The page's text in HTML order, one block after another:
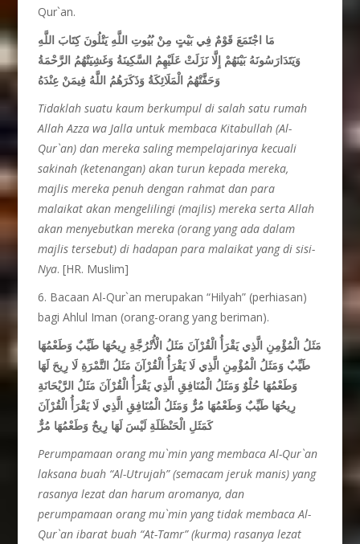
Qur`an.
مَا اجْتَمَعَ قَوْمٌ فِي بَيْتٍ مِنْ بُيُوتِ اللَّهِ يَتْلُونَ كِتَابَ اللَّهِ
وَيَتَدَارَسُونَهُ بَيْنَهُمْ إِلَّا نَزَلَتْ عَلَيْهِمُ السَّكِينَةُ وَغَشِيَتْهُمُ الرَّحْمَةُ
وَحَفَّتْهُمُ الْمَلَائِكَةُ وَذَكَرَهُمُ اللَّهُ فِيمَنْ عِنْدَهُ
Tidaklah suatu kaum berkumpul di salah satu rumah
Allah Azza wa Jalla untuk membaca Kitabullah (Al-
Qur`an) dan mereka saling mempelajarinya kecuali
sakinah (ketenangan) akan turun kepada mereka,
majlis mereka penuh dengan rahmat dan para
malaikat akan mengelilingi (majlis) mereka serta Allah
akan menyebutkan mereka (orang yang ada dalam
majlis tersebut) di hadapan para malaikat yang di sisi-
Nya. [HR. Muslim]
6. Bacaan Al-Qur`an merupakan “Hilyah” (perhiasan)
bagi Ahlul Iman (orang-orang yang beriman).
مَثَلُ الْمُؤْمِنِ الَّذِي يَقْرَأُ الْقُرْآنَ مَثَلُ الْأُتْرُجَّةِ رِيحُهَا طَيِّبٌ وَطَعْمُهَا
طَيِّبٌ وَمَثَلُ الْمُؤْمِنِ الَّذِي لَا يَقْرَأُ الْقُرْآنَ مَثَلُ التَّمْرَةِ لَا رِيحَ لَهَا
وَطَعْمُهَا حُلْوٌ وَمَثَلُ الْمُنَافِقِ الَّذِي يَقْرَأُ الْقُرْآنَ مَثَلُ الرَّيْحَانَةِ
رِيحُهَا طَيِّبٌ وَطَعْمُهَا مُرٌّ وَمَثَلُ الْمُنَافِقِ الَّذِي لَا يَقْرَأُ الْقُرْآنَ
كَمَثَلِ الْحَنْظَلَةِ لَيْسَ لَهَا رِيحٌ وَطَعْمُهَا مُرٌّ
Perumpamaan orang mu`min yang membaca Al-Qur`an
laksana buah “Al-Utrujah” (semacam jeruk manis) yang
rasanya lezat dan harum aromanya, dan
perumpamaan orang mu`min yang tidak membaca Al-
Qur`an ibarat buah “At-Tamr” (kurma) rasanya lezat